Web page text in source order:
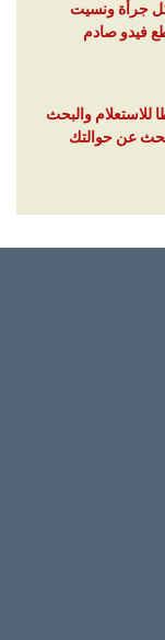
جرأة ونسيت
فيدو صادم
والبحث
عن حوالتك